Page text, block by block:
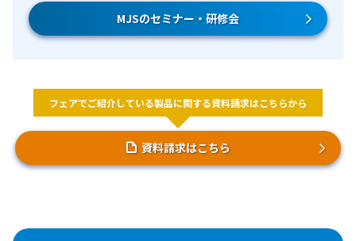
MJSのセミナー・研修会
フェアでご紹介している製品に関する資料請求はこちらから
資料請求はこちら